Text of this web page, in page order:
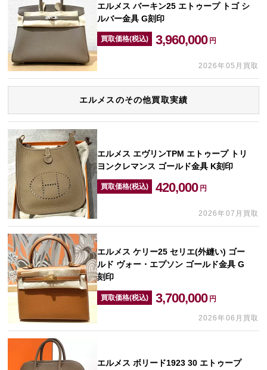
エルメス バーキン25 エトゥープ トゴ シ
ルバー金具 G刻印
買取価格(税込) 3,960,000 円
2026年05月買取
エルメスのその他買取実績
エルメス エヴリンTPM エトゥープ トリ
ヨンクレマンス ゴールド金具 K刻印
買取価格(税込) 420,000 円
2026年07月買取
エルメス ケリー25 セリエ(外縫い) ゴー
ルド ヴォー・エプソン ゴールド金具 G
刻印
買取価格(税込) 3,700,000 円
2026年06月買取
エルメス ボリード1923 30 エトゥープ